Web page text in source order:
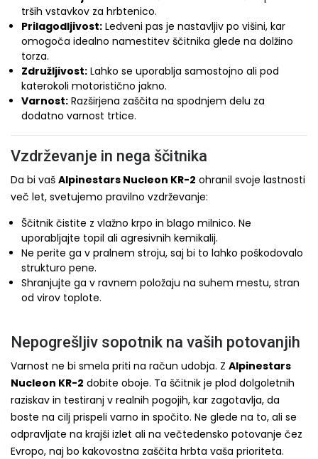
trših vstavkov za hrbtenico.
Prilagodljivost: Ledveni pas je nastavljiv po višini, kar
omogoča idealno namestitev ščitnika glede na dolžino
torza.
Združljivost: Lahko se uporablja samostojno ali pod
katerokoli motoristično jakno.
Varnost: Razširjena zaščita na spodnjem delu za
dodatno varnost trtice.
Vzdrževanje in nega ščitnika
Da bi vaš Alpinestars Nucleon KR-2 ohranil svoje lastnosti
več let, svetujemo pravilno vzdrževanje:
Ščitnik čistite z vlažno krpo in blago milnico. Ne
uporabljajte topil ali agresivnih kemikalij.
Ne perite ga v pralnem stroju, saj bi to lahko poškodovalo
strukturo pene.
Shranjujte ga v ravnem položaju na suhem mestu, stran
od virov toplote.
Nepogrešljiv sopotnik na vaših potovanjih
Varnost ne bi smela priti na račun udobja. Z Alpinestars
Nucleon KR-2 dobite oboje. Ta ščitnik je plod dolgoletnih
raziskav in testiranj v realnih pogojih, kar zagotavlja, da
boste na cilj prispeli varno in spočito. Ne glede na to, ali se
odpravljate na krajši izlet ali na večtedensko potovanje čez
Evropo, naj bo kakovostna zaščita hrbta vaša prioriteta.